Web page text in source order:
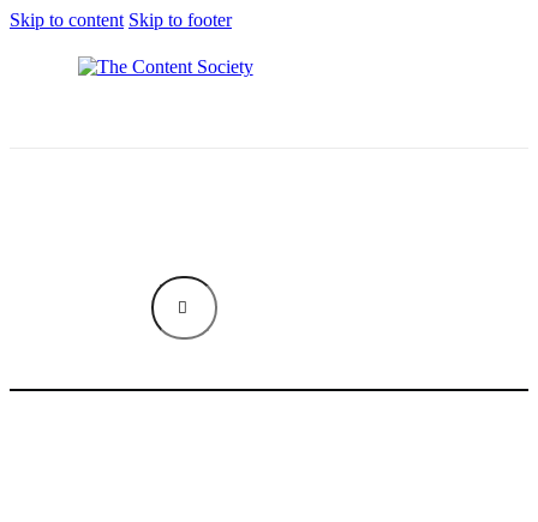
Skip to content Skip to footer